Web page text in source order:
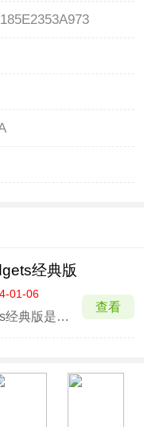
经典版
01-06
万能小组件TopWidgets经典版是万能小组件TopWidgets旧版本，该版本内存更小，软件功能简单流畅，没有那么多的使用步骤，并且该版本基本适用于市面上大多数的手机，软件丰富的组件、图标、壁纸类型丰富多样，能够满足广大用户的需求。
查看